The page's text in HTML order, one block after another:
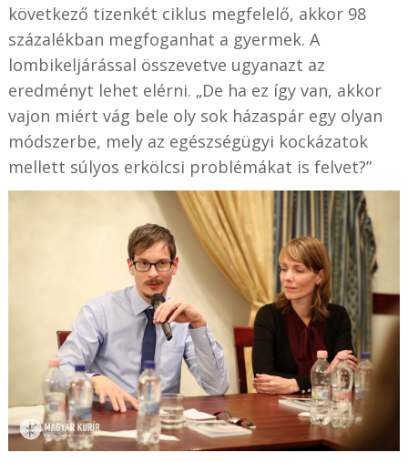
következő tizenkét ciklus megfelelő, akkor 98
százalékban megfoganhat a gyermek. A
lombikeljárással összevetve ugyanazt az
eredményt lehet elérni. „De ha ez így van, akkor
vajon miért vág bele oly sok házaspár egy olyan
módszerbe, mely az egészségügyi kockázatok
mellett súlyos erkölcsi problémákat is felvet?”